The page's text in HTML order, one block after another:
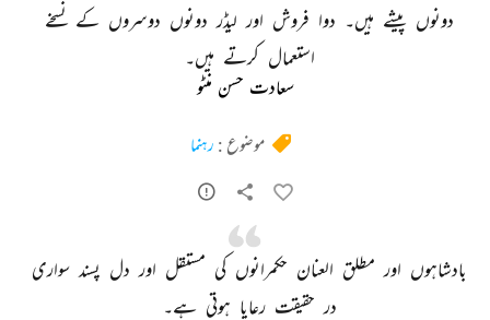
دونوں پیشے ہیں۔ دوا فروش اور لیڈر دونوں دوسروں کے نسخے
استعمال کرتے ہیں۔
سعادت حسن منٹو
موضوع : رہنما
بادشاہوں اور مطلق العنان حکمرانوں کی مستقل اور دل پسند سواری
در حقیقت رعایا ہوتی ہے۔